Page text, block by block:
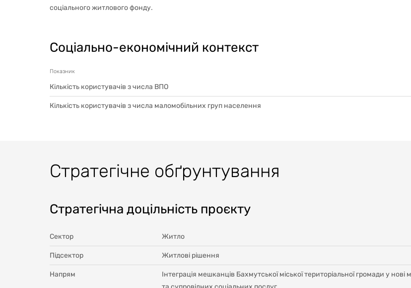
соціального житлового фонду.
Соціально-економічний контекст
Показник
Кількість користувачів з числа ВПО
Кількість користувачів з числа маломобільних груп населення
Стратегічне обґрунтування
Стратегічна доцільність проєкту
Сектор Житло
Підсектор Житлові рішення
Напрям
Інтеграція мешканців Бахмутської міської територіальної громади у